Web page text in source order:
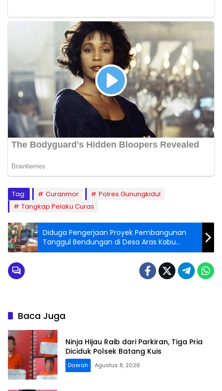
Tag: Curanmor
Polres Gunungkidul
Tangkap Pelaku Curas
Diduga Pengerjaan Proyek Pembangunan
Tanggul Bendungan di Desa Aras Kabu
Beringin Menggunakan Solar Bersubsidi, LSM
Pakar RI Minta Polda Sumut Melakukan
Baca Juga
Ninja Hijau Raib dari Parkiran, Tiga Pria
Diciduk Polsek Batang Kuis
Daerah Agustus 8, 2026